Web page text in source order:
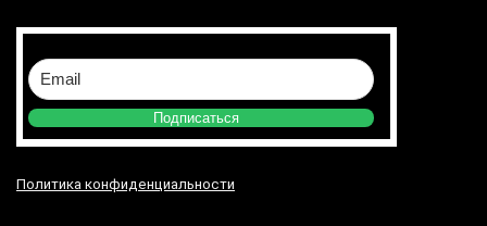
Подписаться
Политика конфиденциальности